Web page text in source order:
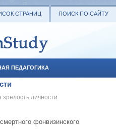
СТРАНИЦ ПОИСК ПО САЙТУ
ПЕДАГОГИКА
МАТЕРИАЛЫ
личности
фонвизинского